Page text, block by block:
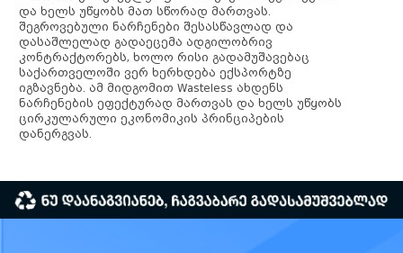
და ხელს უწყობს მათ სწორად მართვას.
შეგროვებული ნარჩენები შესასწავლად და
დასაშლელად გადაეცემა ადგილობრივ
კონტრაქტორებს, ხოლო რისი გადამუშავებაც
საქართველოში ვერ ხერხდება ექსპორტზე
იგზავნება. ამ მიდგომით Wasteless ახდენს
ნარჩენების ეფექტურად მართვას და ხელს უწყობს
ცირკულარული ეკონომიკის პრინციპების
დანერგვას.